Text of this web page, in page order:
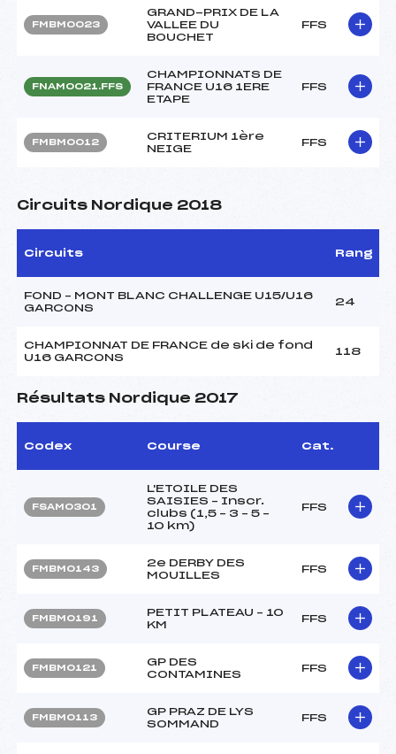
FMBM0023
GRAND-PRIX DE LA
VALLEE DU
BOUCHET
FFS
FNAM0021.FFS
CHAMPIONNATS DE
FRANCE U16 1ERE
ETAPE
FFS
FMBM0012
CRITERIUM 1ère
NEIGE
FFS
Circuits Nordique 2018
Circuits Rang
FOND – MONT BLANC CHALLENGE U15/U16
GARCONS
24
CHAMPIONNAT DE FRANCE de ski de fond
U16 GARCONS
118
Résultats Nordique 2017
Codex Course Cat.
FSAM0301
L'ETOILE DES
SAISIES – Inscr.
clubs (1,5 – 3 – 5 –
10 km)
FFS
FMBM0143
2e DERBY DES
MOUILLES
FFS
FMBM0191
PETIT PLATEAU – 10
KM
FFS
FMBM0121
GP DES
CONTAMINES
FFS
FMBM0113
GP PRAZ DE LYS
SOMMAND
FFS